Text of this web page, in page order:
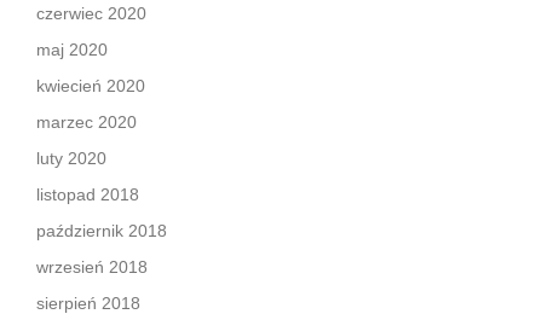
czerwiec 2020
maj 2020
kwiecień 2020
marzec 2020
luty 2020
listopad 2018
październik 2018
wrzesień 2018
sierpień 2018